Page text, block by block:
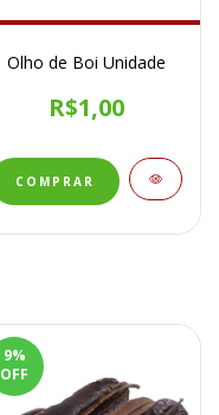
Olho de Boi Unidade
R$1,00
9%
OFF